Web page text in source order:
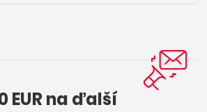
EUR na ďalší